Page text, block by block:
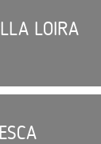
LOIRA